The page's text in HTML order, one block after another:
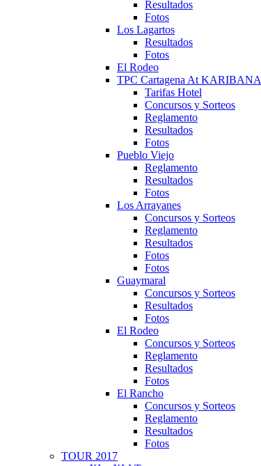
Resultados
Fotos
Los Lagartos
Resultados
Fotos
El Rodeo
TPC Cartagena At KARIBANA
Tarifas Hotel
Concursos y Sorteos
Reglamento
Resultados
Fotos
Pueblo Viejo
Reglamento
Resultados
Fotos
Los Arrayanes
Concursos y Sorteos
Reglamento
Resultados
Fotos
Fotos
Guaymaral
Concursos y Sorteos
Resultados
Fotos
El Rodeo
Concursos y Sorteos
Reglamento
Resultados
Fotos
El Rancho
Concursos y Sorteos
Reglamento
Resultados
Fotos
TOUR 2017